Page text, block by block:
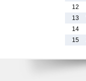
12
13
14
15